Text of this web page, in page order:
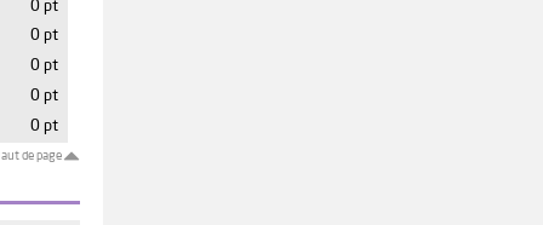
0 pt
0 pt
0 pt
0 pt
0 pt
de page